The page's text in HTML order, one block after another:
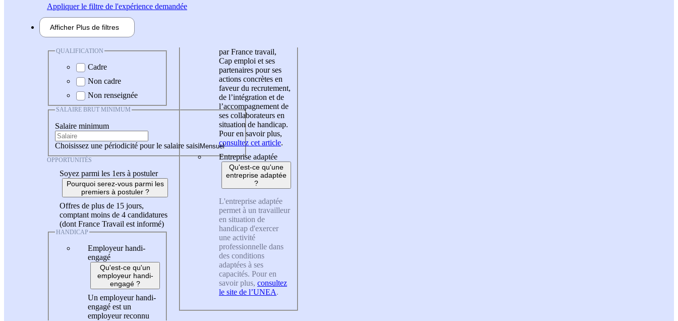
Appliquerle filtre de l'expérience demandée
Afficher Plus de filtres
QUALIFICATION
Cadre
Non cadre
Non renseignée
SALAIRE BRUT MINIMUM
Salaire minimum
Choisissez une périodicité pour le salaire saisi
OPPORTUNITÉS
Soyez parmi les 1ers à postuler
Pourquoi serez-vous parmi les
premiers à postuler ?
Offres de plus de 15 jours,
comptant moins de 4 candidatures
(dont France Travail est informé)
HANDICAP
Employeur handi-
engagé
Qu'est-ce qu'un
employeur handi-
engagé ?
Un employeur handi-
engagé est un
employeur reconnu
par France travail,
Cap emploi et ses
partenaires pour ses
actions concrètes en
faveur du recrutement,
de l’intégration et de
l’accompagnement de
ses collaborateurs en
situation de handicap.
Pour en savoir plus,
consultez cet article.
Entreprise adaptée
Qu'est-ce qu'une
entreprise adaptée
?
L'entreprise adaptée
permet à un travailleur
en situation de
handicap d'exercer
une activité
professionnelle dans
des conditions
adaptées à ses
capacités. Pour en
savoir plus, consultez
le site de l’UNEA.